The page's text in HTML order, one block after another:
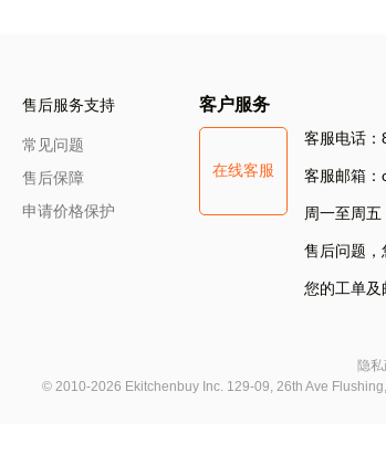
售后服务支持
常见问题
售后保障
申请价格保护
客户服务
在线客服
客服电话：
客服邮箱
周一至周
售后问题，
您的工单及
隐
© 2010-2026 Ekitchenbuy Inc. 129-09, 26th Ave